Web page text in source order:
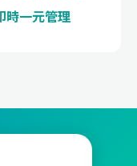
時一元管理